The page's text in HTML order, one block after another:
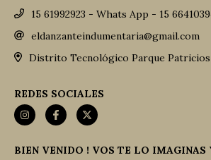
15 61992923 - Whats App - 15
eldanzanteindumentaria@gmail.com
Distrito Tecnológico Parque Patricios
REDES SOCIALES
BIEN VENIDO ! VOS TE LO IMAGINAS